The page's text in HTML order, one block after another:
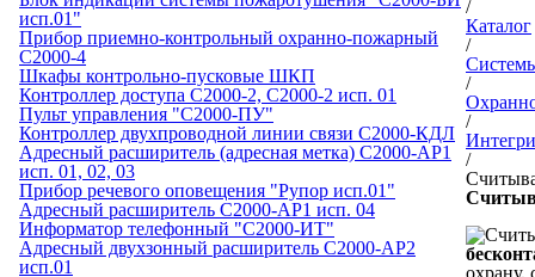
исп.01"
Прибор приемно-контрольный охранно-пожарный
С2000-4
Шкафы контрольно-пусковые ШКП
Контроллер доступа С2000-2, С2000-2 исп. 01
Пульт управления "С2000-ПУ"
Контроллер двухпроводной линии связи С2000-КДЛ
Адресный расширитель (адресная метка) С2000-АР1
исп. 01, 02, 03
Прибор речевого оповещения "Рупор исп.01"
Адресный расширитель С2000-АР1 исп. 04
Информатор телефонный "С2000-ИТ"
Адресный двухзонный расширитель С2000-АР2
исп.01
/
Каталог
/
/
/
/
охрану,